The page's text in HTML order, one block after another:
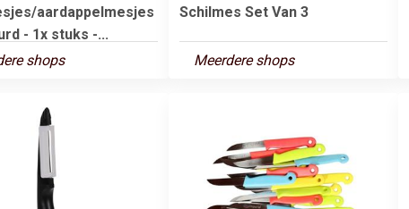
aardappelmesjes
- 1x stuks -...
shops
Schilmes Set Van 3
Meerdere shops